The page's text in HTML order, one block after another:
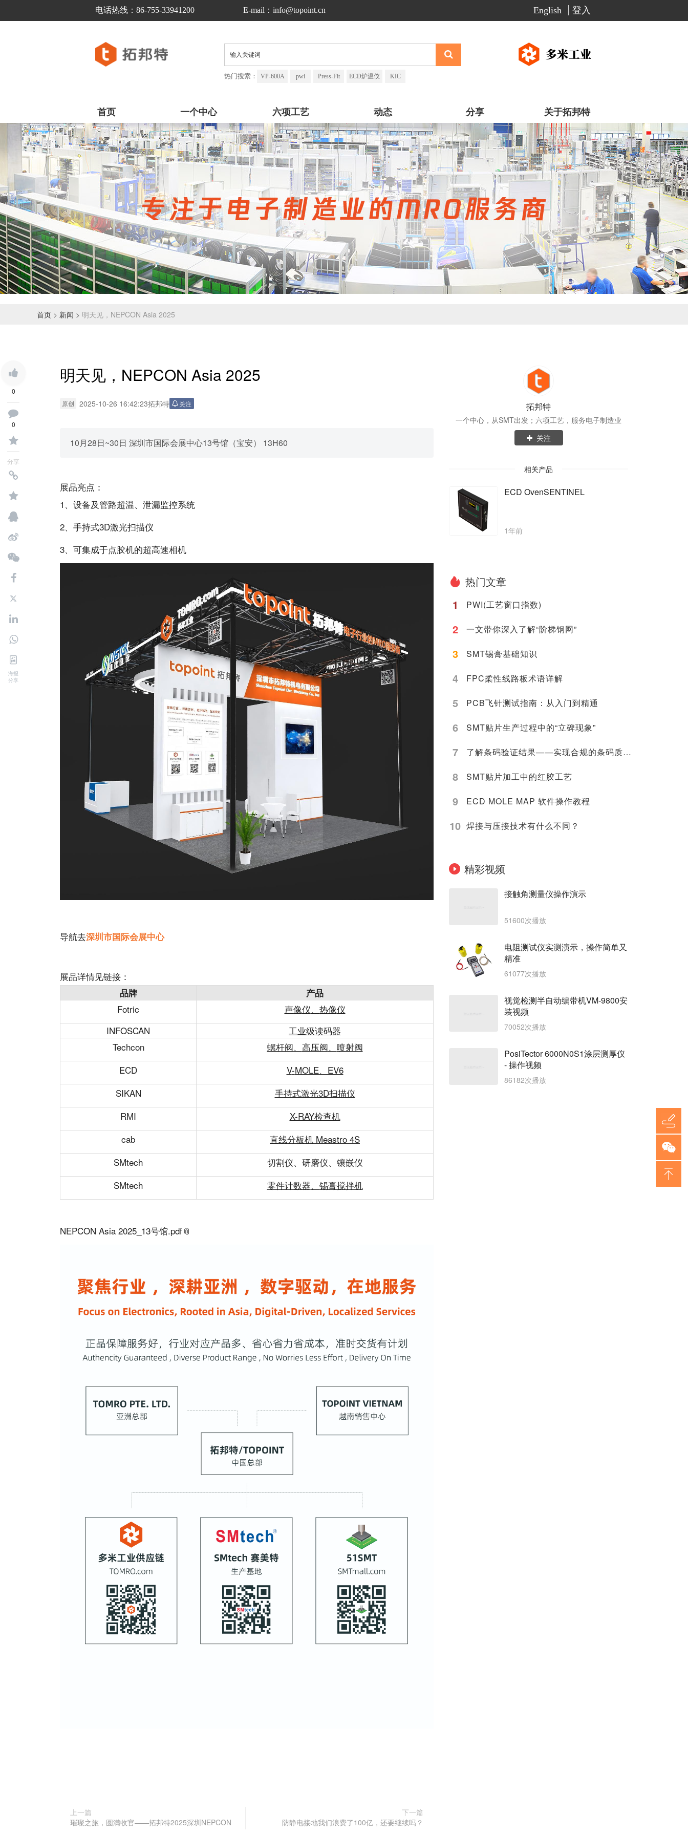
电话热线：86-755-33941200 E-mail：info@topoint.cn English 登入
首页 一个中心 六项工艺 动态 分享 关于拓邦特
热门搜索： VP-600A pwi Press-Fit ECD炉温仪 KIC
首页 > 新闻 > 明天见，NEPCON Asia 2025
0
0
分享
海报
分享
明天见，NEPCON Asia 2025
原创 2025-10-26 16:42:23拓邦特 关注
10月28日~30日 深圳市国际会展中心13号馆（宝安） 13H60
展品亮点：
1、设备及管路超温、泄漏监控系统
2、手持式3D激光扫描仪
3、可集成于点胶机的超高速相机
导航去深圳市国际会展中心
展品详情见链接：
品牌 产品
Fotric 声像仪、 热像仪
INFOSCAN
工业级读码器
Techcon
螺杆阀、 高压阀、 喷射阀
ECD
V-MOLE、EV6
SIKAN
手持式激光3D扫描仪
RMI
X-RAY检查机
cab
直线分板机 Meastro 4S
SMtech
切割仪、 研磨仪、 镶嵌仪
SMtech
零件计数器、 锡膏搅拌机
NEPCON Asia 2025_13号馆.pdf
上一篇
璀璨之旅，圆满收官——拓邦特2025深圳NEPCON
下一篇
防静电接地我们浪费了100亿，还要继续吗？
拓邦特
一个中心，从SMT出发；六项工艺，服务电子制造业
关注
相关产品
ECD OvenSENTINEL
1年前
热门文章
1
PWI(工艺窗口指数)
2 一文带你深入了解“阶梯钢网”
3 SMT锡膏基础知识
4 FPC柔性线路板术语详解
5 PCB飞针测试指南：从入门到精通
6 SMT贴片生产过程中的“立碑现象”
7 了解条码验证结果——实现合规的条码质量结果
8 SMT贴片加工中的红胶工艺
9 ECD MOLE MAP 软件操作教程
10 焊接与压接技术有什么不同？
精彩视频
接触角测量仪操作演示
51600次播放
电阻测试仪实测演示，操作简单又
精准
61077次播放
视觉检测半自动编带机VM-9800安
装视频
70052次播放
PosiTector 6000N0S1涂层测厚仪
- 操作视频
86182次播放